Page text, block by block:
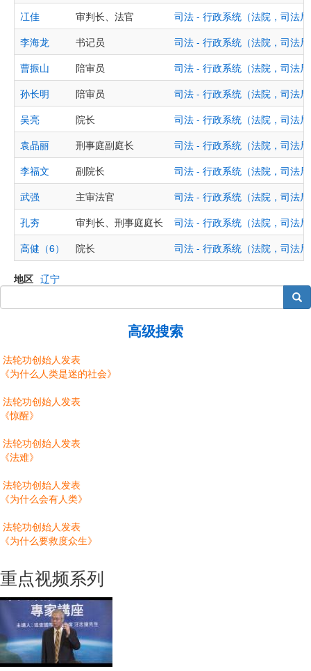
冮佳
审判长、法官
司法 - 行政系统（法院，司法
李海龙
书记员
司法 - 行政系统（法院，司法
曹振山
陪审员
司法 - 行政系统（法院，司法
孙长明
陪审员
司法 - 行政系统（法院，司法
吴亮
院长
司法 - 行政系统（法院，司法
袁晶丽
刑事庭副庭长
司法 - 行政系统（法院，司法
李福文
副院长
司法 - 行政系统（法院，司法
武强
主审法官
司法 - 行政系统（法院，司法
孔夯
审判长、刑事庭庭长
司法 - 行政系统（法院，司法
高健（6）
院长 司法 - 行政系统（法院，司法
地区 辽宁
搜索
高级搜索
法轮功创始人发表
《为什么人类是迷的社会》
法轮功创始人发表
《惊醒》
法轮功创始人发表
《法难》
法轮功创始人发表
《为什么会有人类》
法轮功创始人发表
《为什么要救度众生》
重点视频系列